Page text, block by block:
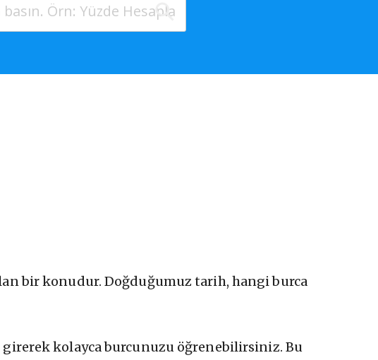
bir konudur. Doğduğumuz tarih, hangi burca
kolayca burcunuzu öğrenebilirsiniz. Bu